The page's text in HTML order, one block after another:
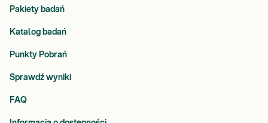
Pakiety badań
Katalog badań
Punkty Pobrań
Sprawdź wyniki
FAQ